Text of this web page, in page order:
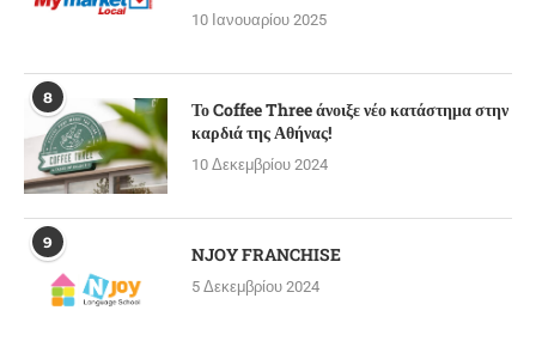
10 Ιανουαρίου 2025
8
Το Coffee Three άνοιξε νέο κατάστημα στην
καρδιά της Αθήνας!
10 Δεκεμβρίου 2024
9 NJOY FRANCHISE
5 Δεκεμβρίου 2024